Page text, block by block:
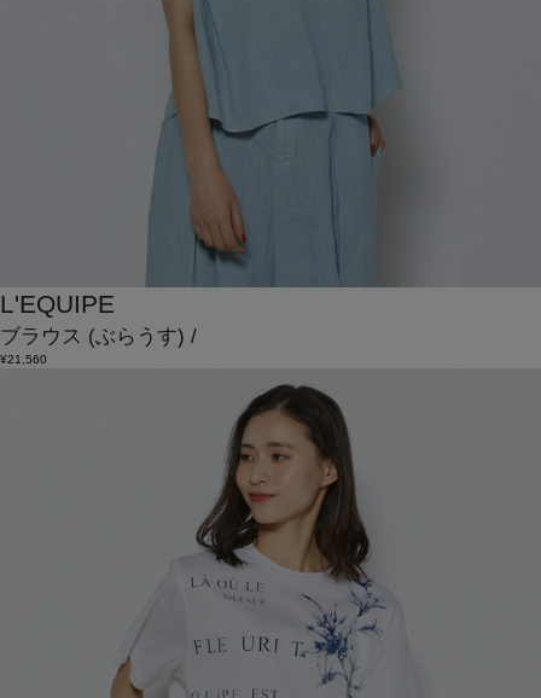
L'EQUIPE
ブラウス (ぶらうす) /
¥21,560